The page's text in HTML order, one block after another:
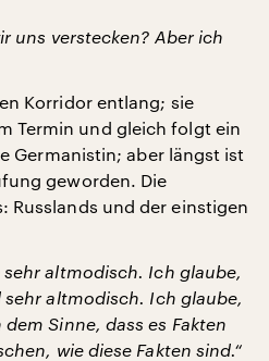
uns verstecken? Aber ich
Korridor entlang; sie
Termin und gleich folgt ein
Germanistin; aber längst ist
geworden. Die
Russlands und der einstigen
altmodisch. Ich glaube,
altmodisch. Ich glaube,
Sinne, dass es Fakten
wie diese Fakten sind.“